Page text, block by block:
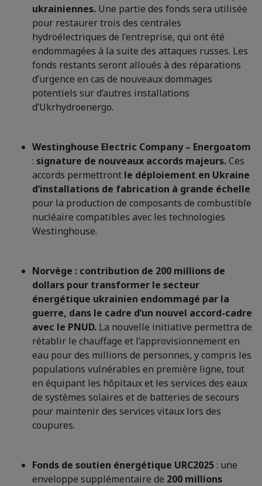
ukrainiennes. Une partie des fonds sera utilisée
pour restaurer trois des centrales
hydroélectriques de l’entreprise, qui ont été
endommagées à la suite des attaques russes. Les
fonds restants seront alloués à des réparations
d’urgence en cas de nouveaux dommages
potentiels sur d’autres installations
d’Ukrhydroenergo.
Westinghouse Electric Company – Energoatom
: signature de nouveaux accords majeurs.Ces
accords permettront le déploiement en Ukraine
d’installations de fabrication à grande échelle
pour la production de composants de combustible
nucléaire compatibles avec les technologies
Westinghouse.
Norvège : contribution de 200 millions de
dollars pour transformer le secteur
énergétique ukrainien endommagé par la
guerre, dans le cadre d’un nouvel accord-cadre
avec le PNUD. La nouvelle initiative permettra de
rétablir le chauffage et l’approvisionnement en
eau pour des millions de personnes, y compris les
populations vulnérables en première ligne, tout
en équipant les hôpitaux et les services des eaux
de systèmes solaires et de batteries de secours
pour maintenir des services vitaux lors des
coupures.
Fonds de soutien énergétique URC2025: une
enveloppe supplémentaire de 200 millions